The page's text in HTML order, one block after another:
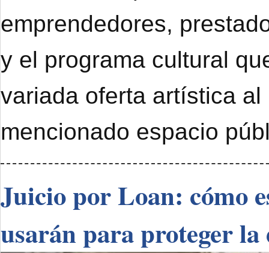
emprendedores,
y el programa cultural
variada oferta artística
mencionado espacio
Juicio por Loan: cómo
usarán para proteger